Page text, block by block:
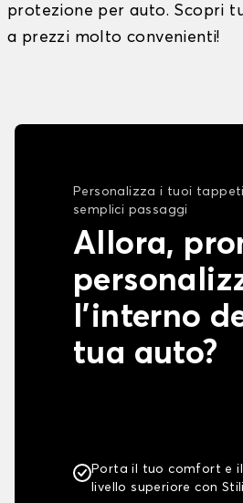
protezione per auto. Scopri
a prezzi molto convenienti!
Personalizza i tuoi
semplici passaggi
Allora,
l'interno
tua auto?
Porta il tuo comfort e
livello superiore con